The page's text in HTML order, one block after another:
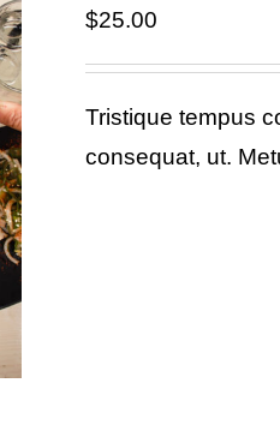
$25.00
Tristique tempus
consequat, ut.